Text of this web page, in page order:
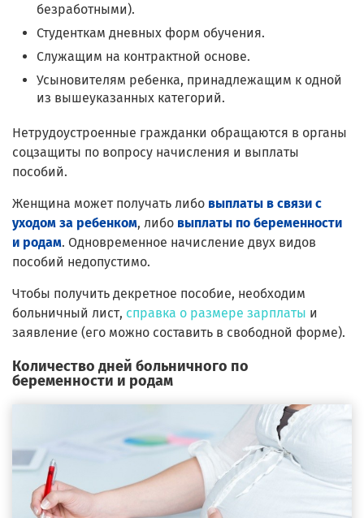
безработными).
Студенткам дневных форм обучения.
Служащим на контрактной основе.
Усыновителям ребенка, принадлежащим к одной
из вышеуказанных категорий.
Нетрудоустроенные гражданки обращаются в органы
соцзащиты по вопросу начисления и выплаты
пособий.
Женщина может получать либо выплаты в связи с
уходом за ребенком, либо выплаты по беременности
и родам. Одновременное начисление двух видов
пособий недопустимо.
Чтобы получить декретное пособие, необходим
больничный лист, справка о размере зарплаты и
заявление (его можно составить в свободной форме).
Количество дней больничного по
беременности и родам